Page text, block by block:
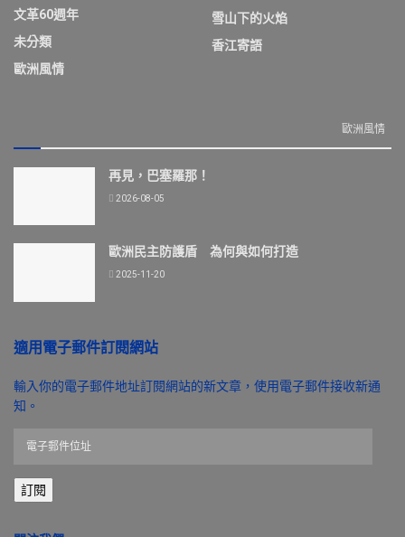
文革60週年
未分類
歐洲風情
雪山下的火焰
香江寄語
歐洲風情
再見，巴塞羅那！
2026-08-05
歐洲民主防護盾 為何與如何打造
2025-11-20
適用電子郵件訂閱網站
輸入你的電子郵件地址訂閱網站的新文章，使用電子郵件接收新通
知。
郵
件訂閱